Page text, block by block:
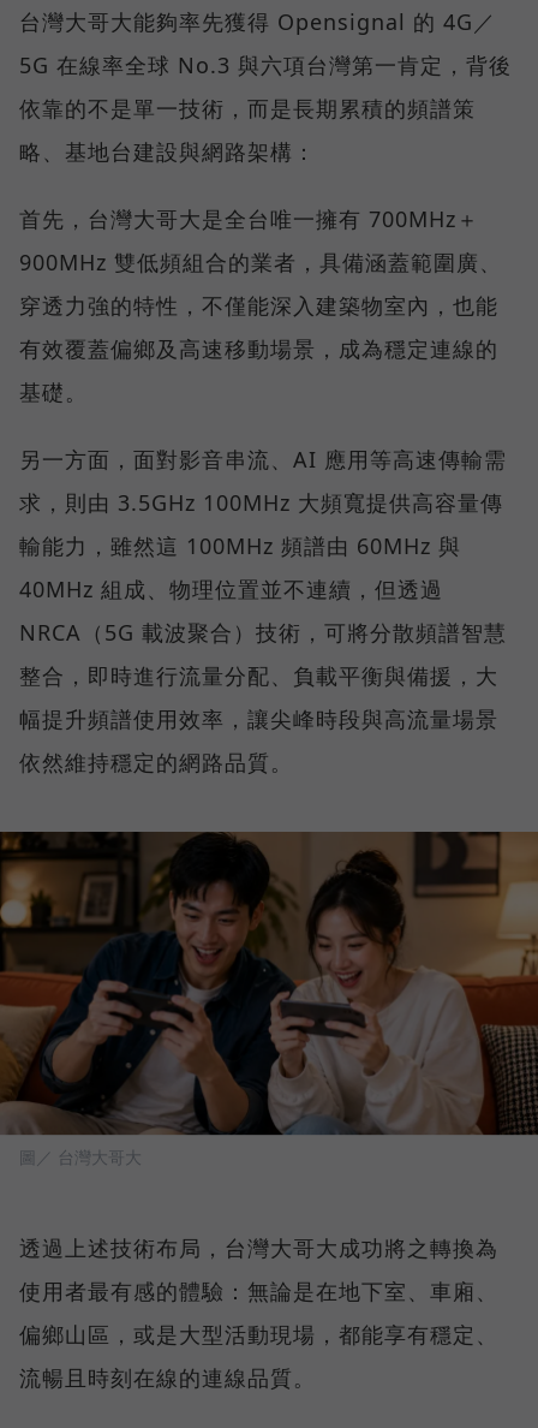
台灣大哥大能夠率先獲得 Opensignal 的 4G／
5G 在線率全球 No.3 與六項台灣第一肯定，背後
依靠的不是單一技術，而是長期累積的頻譜策
略、基地台建設與網路架構：
首先，台灣大哥大是全台唯一擁有 700MHz＋
900MHz 雙低頻組合的業者，具備涵蓋範圍廣、
穿透力強的特性，不僅能深入建築物室內，也能
有效覆蓋偏鄉及高速移動場景，成為穩定連線的
基礎。
另一方面，面對影音串流、AI 應用等高速傳輸需
求，則由 3.5GHz 100MHz 大頻寬提供高容量傳
輸能力，雖然這 100MHz 頻譜由 60MHz 與
40MHz 組成、物理位置並不連續，但透過
NRCA（5G 載波聚合）技術，可將分散頻譜智慧
整合，即時進行流量分配、負載平衡與備援，大
幅提升頻譜使用效率，讓尖峰時段與高流量場景
依然維持穩定的網路品質。
圖／ 台灣大哥大
透過上述技術布局，台灣大哥大成功將之轉換為
使用者最有感的體驗：無論是在地下室、車廂、
偏鄉山區，或是大型活動現場，都能享有穩定、
流暢且時刻在線的連線品質。